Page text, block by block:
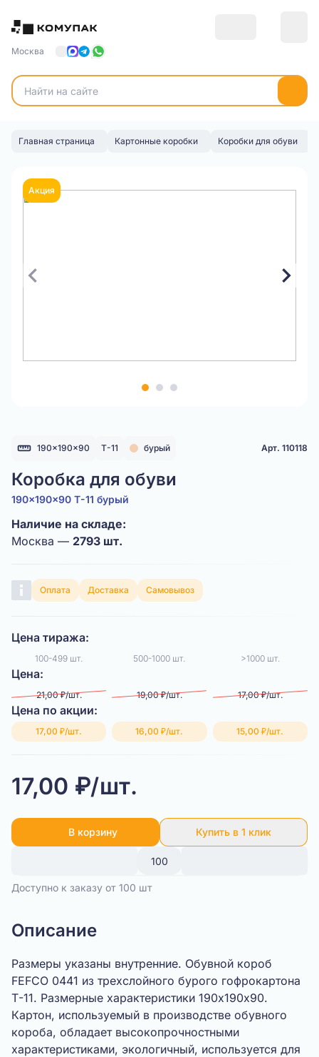
Москва
Главная страница Картонные коробки Коробки для обуви
Акция
190x190x90 Т-11 бурый Арт. 110118
Коробка для обуви
190x190x90 Т-11 бурый
Наличие на складе:
Москва — 2793 шт.
Оплата Доставка Самовывоз
Цена тиража:
100-499 шт. 500-1000 шт. >1000 шт.
Цена:
21,00 ₽/шт. 19,00 ₽/шт. 17,00 ₽/шт.
Цена по акции:
17,00 ₽/шт. 16,00 ₽/шт. 15,00 ₽/шт.
17,00 ₽/шт.
В корзину Купить в 1 клик
Доступно к заказу от 100 шт
Описание
Размеры указаны внутренние. Обувной короб
FEFCO 0441 из трехслойного бурого гофрокартона
Т-11. Размерные характеристики 190х190х90.
Картон, используемый в производстве обувного
короба, обладает высокопрочностными
характеристиками, экологичный, используется для